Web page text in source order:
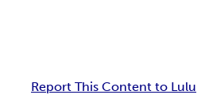
Report This Content to Lulu